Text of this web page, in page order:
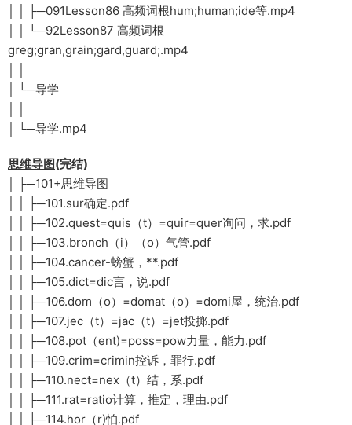
│ │ ├─091Lesson86 高频词根hum;human;ide等.mp4
│ │ └─92Lesson87 高频词根
greg;gran,grain;gard,guard;.mp4
│ └─导学
│ └─导学.mp4
思维导图(完结)
│ ├─101+思维导图
│ │ ├─101.sur确定.pdf
│ │ ├─102.quest=quis（t）=quir=quer询问，求.pdf
│ │ ├─103.bronch（i）（o）气管.pdf
│ │ ├─104.cancer-螃蟹，**.pdf
│ │ ├─105.dict=dic言，说.pdf
│ │ ├─106.dom（o）=domat（o）=domi屋，统治.pdf
│ │ ├─107.jec（t）=jac（t）=jet投掷.pdf
│ │ ├─108.pot（ent)=poss=pow力量，能力.pdf
│ │ ├─109.crim=crimin控诉，罪行.pdf
│ │ ├─110.nect=nex（t）结，系.pdf
│ │ ├─111.rat=ratio计算，推定，理由.pdf
│ │ ├─114.hor（r)怕.pdf